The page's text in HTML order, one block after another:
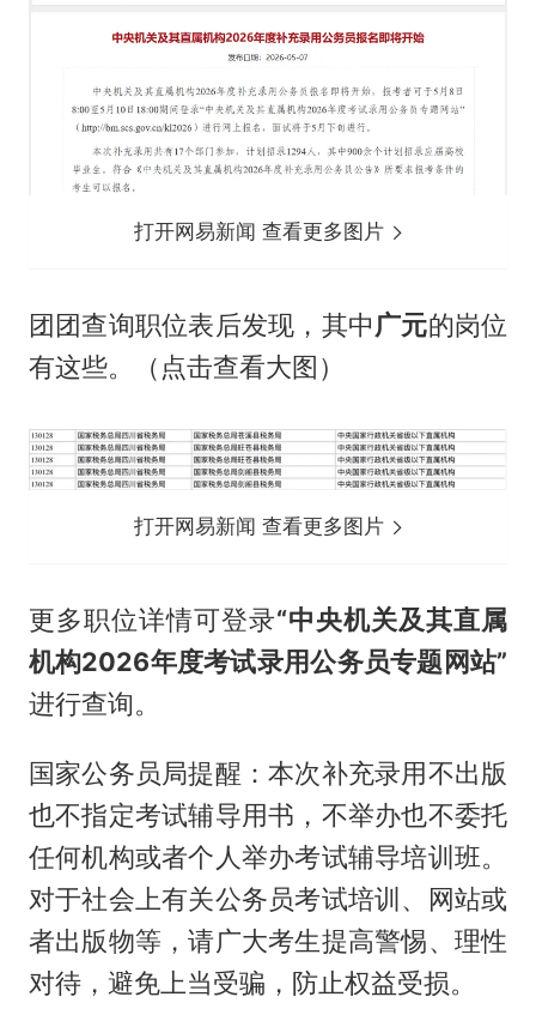
打开网易新闻 查看更多图片
团团查询职位表后发现，其中广元的岗位
有这些。（点击查看大图）
打开网易新闻 查看更多图片
更多职位详情可登录“中央机关及其直属
机构2026年度考试录用公务员专题网站”
进行查询。
国家公务员局提醒：本次补充录用不出版
也不指定考试辅导用书，不举办也不委托
任何机构或者个人举办考试辅导培训班。
对于社会上有关公务员考试培训、网站或
者出版物等，请广大考生提高警惕、理性
对待，避免上当受骗，防止权益受损。